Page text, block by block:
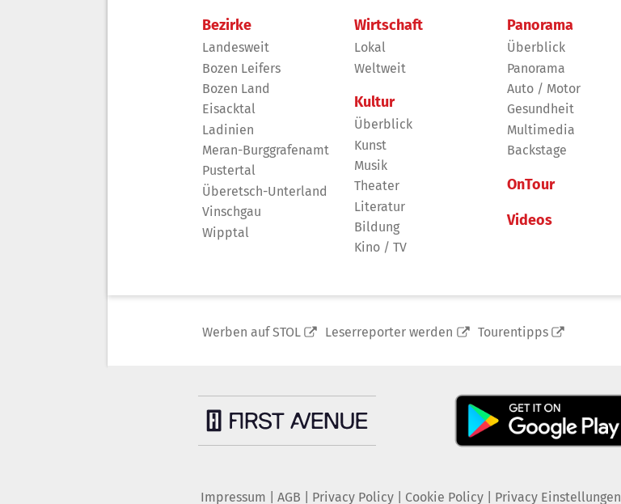
Bezirke
Landesweit
Bozen Leifers
Bozen Land
Eisacktal
Ladinien
Meran-Burggrafenamt
Pustertal
Überetsch-Unterland
Vinschgau
Wipptal
Wirtschaft
Lokal
Weltweit
Kultur
Überblick
Kunst
Musik
Theater
Literatur
Bildung
Kino / TV
Panorama
Überblick
Panorama
Auto / Motor
Gesundheit
Multimedia
Backstage
OnTour
Videos
Werben auf STOL Leserreporter werden Tourentipps
Impressum AGB Privacy Policy| Cookie Policy| Privacy Einstellungen